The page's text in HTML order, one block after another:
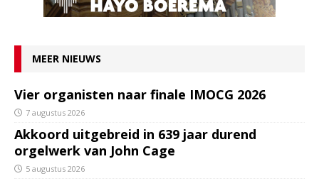
MEER NIEUWS
Vier organisten naar finale IMOCG 2026
7 augustus 2026
Akkoord uitgebreid in 639 jaar durend
orgelwerk van John Cage
5 augustus 2026